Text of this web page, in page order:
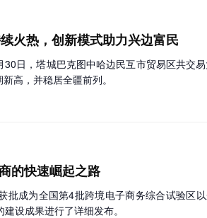
火热，创新模式助力兴边富民
日，塔城巴克图中哈边民互市贸易区共交
高，并稳居全疆前列。
的快速崛起之路
成为全国第4批跨境电子商务综合试验区
设成果进行了详细发布。